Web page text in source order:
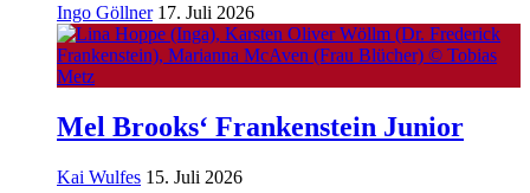
Ingo Göllner 17. Juli 2026
Mel Brooks‘ Frankenstein Junior
Kai Wulfes 15. Juli 2026